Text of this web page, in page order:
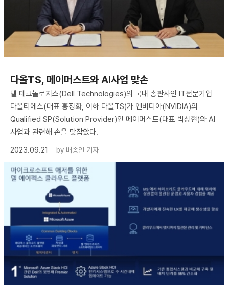
다올TS, 메이머스트와 AI사업 맞손
델 테크놀로지스(Dell Technologies)의 국내 총판사인 IT전문기업
다올티에스(대표 홍정화, 이하 다올TS)가 엔비디아(NVIDIA)의
Qualified SP(Solution Provider)인 메이머스트(대표 박상현)와 AI
사업과 관련해 손을 맞잡았다.
2023.09.21
by 배종인 기자